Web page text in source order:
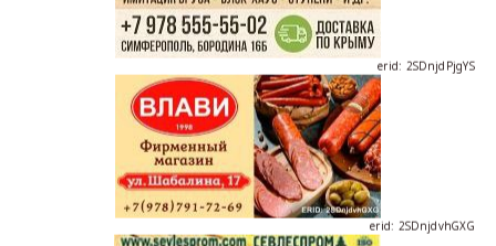
erid: 2SDnjdPjgYS
erid: 2SDnjdvhGXG